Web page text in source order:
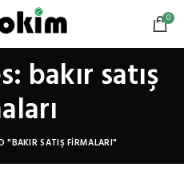
0
bakır satış
"BAKIR SATIŞ FIRMALARI"